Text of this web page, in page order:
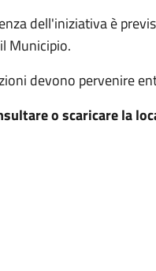
dell'iniziativa è
Municipio.
devono pervenire
o scaricare la